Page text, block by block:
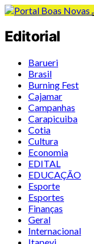
Editorial
Barueri
Brasil
Burning Fest
Cajamar
Campanhas
Carapicuiba
Cotia
Cultura
Economia
EDITAL
EDUCAÇÃO
Esporte
Esportes
Finanças
Geral
Internacional